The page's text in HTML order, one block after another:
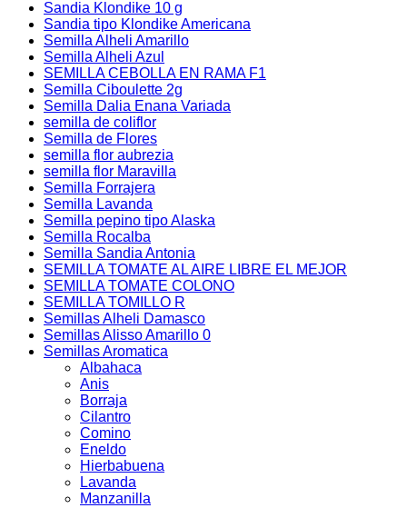
Sandia Klondike 10 g
Sandia tipo Klondike Americana
Semilla Alheli Amarillo
Semilla Alheli Azul
SEMILLA CEBOLLA EN RAMA F1
Semilla Ciboulette 2g
Semilla Dalia Enana Variada
semilla de coliflor
Semilla de Flores
semilla flor aubrezia
semilla flor Maravilla
Semilla Forrajera
Semilla Lavanda
Semilla pepino tipo Alaska
Semilla Rocalba
Semilla Sandia Antonia
SEMILLA TOMATE AL AIRE LIBRE EL MEJOR
SEMILLA TOMATE COLONO
SEMILLA TOMILLO R
Semillas Alheli Damasco
Semillas Alisso Amarillo 0
Semillas Aromatica
Albahaca
Anis
Borraja
Cilantro
Comino
Eneldo
Hierbabuena
Lavanda
Manzanilla